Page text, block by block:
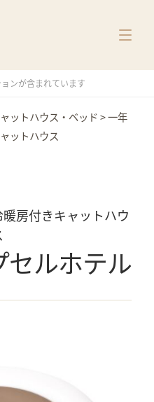
ンが含まれています
ットハウス・ベッド>一年
ットハウス
房付きキャットハウ
セルホテル